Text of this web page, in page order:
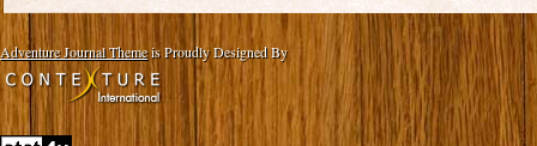
Adventure Journal Themeis Proudly Designed By